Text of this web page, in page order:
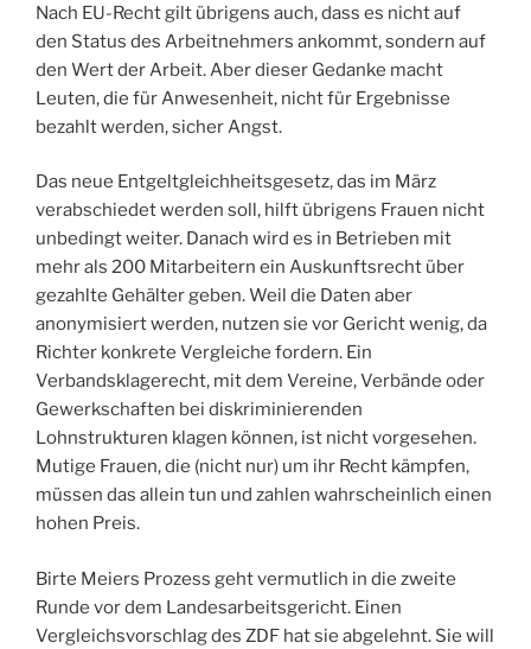
Nach EU-Recht gilt übrigens auch, dass es nicht auf
den Status des Arbeitnehmers ankommt, sondern auf
den Wert der Arbeit. Aber dieser Gedanke macht
Leuten, die für Anwesenheit, nicht für Ergebnisse
bezahlt werden, sicher Angst.
Das neue Entgeltgleichheitsgesetz, das im März
verabschiedet werden soll, hilft übrigens Frauen nicht
unbedingt weiter. Danach wird es in Betrieben mit
mehr als 200 Mitarbeitern ein Auskunftsrecht über
gezahlte Gehälter geben. Weil die Daten aber
anonymisiert werden, nutzen sie vor Gericht wenig, da
Richter konkrete Vergleiche fordern. Ein
Verbandsklagerecht, mit dem Vereine, Verbände oder
Gewerkschaften bei diskriminierenden
Lohnstrukturen klagen können, ist nicht vorgesehen.
Mutige Frauen, die (nicht nur) um ihr Recht kämpfen,
müssen das allein tun und zahlen wahrscheinlich einen
hohen Preis.
Birte Meiers Prozess geht vermutlich in die zweite
Runde vor dem Landesarbeitsgericht. Einen
Vergleichsvorschlag des ZDF hat sie abgelehnt. Sie will